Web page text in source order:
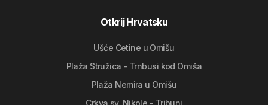
Otkrij Hrvatsku
Ušće Cetine u Omišu
Plaža Stružica - Trnbusi kod Omiša
Plaža Nemira u Omišu